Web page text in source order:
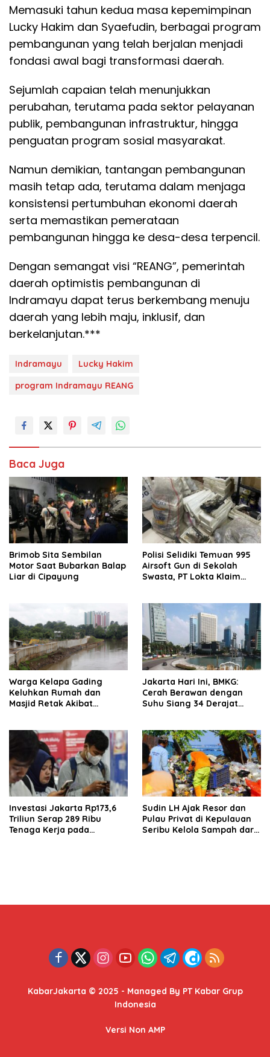
Memasuki tahun kedua masa kepemimpinan
Lucky Hakim dan Syaefudin, berbagai program
pembangunan yang telah berjalan menjadi
fondasi awal bagi transformasi daerah.
Sejumlah capaian telah menunjukkan
perubahan, terutama pada sektor pelayanan
publik, pembangunan infrastruktur, hingga
penguatan program sosial masyarakat.
Namun demikian, tantangan pembangunan
masih tetap ada, terutama dalam menjaga
konsistensi pertumbuhan ekonomi daerah
serta memastikan pemerataan
pembangunan hingga ke desa-desa terpencil.
Dengan semangat visi “REANG”, pemerintah
daerah optimistis pembangunan di
Indramayu dapat terus berkembang menuju
daerah yang lebih maju, inklusif, dan
berkelanjutan.***
Indramayu
Lucky Hakim
program Indramayu REANG
Baca Juga
Brimob Sita Sembilan
Motor Saat Bubarkan Balap
Liar di Cipayung
Polisi Selidiki Temuan 995
Airsoft Gun di Sekolah
Swasta, PT Lokta Klaim
Warga Kelapa Gading
Keluhkan Rumah dan
Masjid Retak Akibat
Jakarta Hari Ini, BMKG:
Cerah Berawan dengan
Suhu Siang 34 Derajat
Investasi Jakarta Rp173,6
Triliun Serap 289 Ribu
Tenaga Kerja pada
Sudin LH Ajak Resor dan
Pulau Privat di Kepulauan
Seribu Kelola Sampah dari
KabarJakarta © 2025 - Managed By PT Kabar Grup
Indonesia
Versi Non AMP